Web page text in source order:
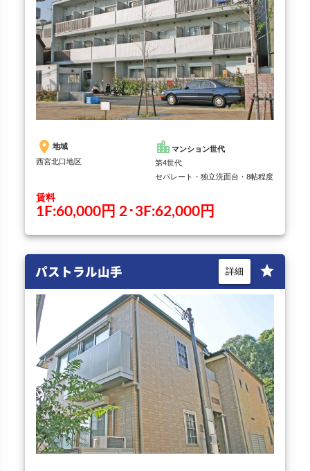
place 地域
西宮北口地区
location_city マンション世代
第4世代
セパレート・独立洗面台・8帖程度
賃料
1F:60,000円 2･3F:62,000円
パストラル山手 star
詳細